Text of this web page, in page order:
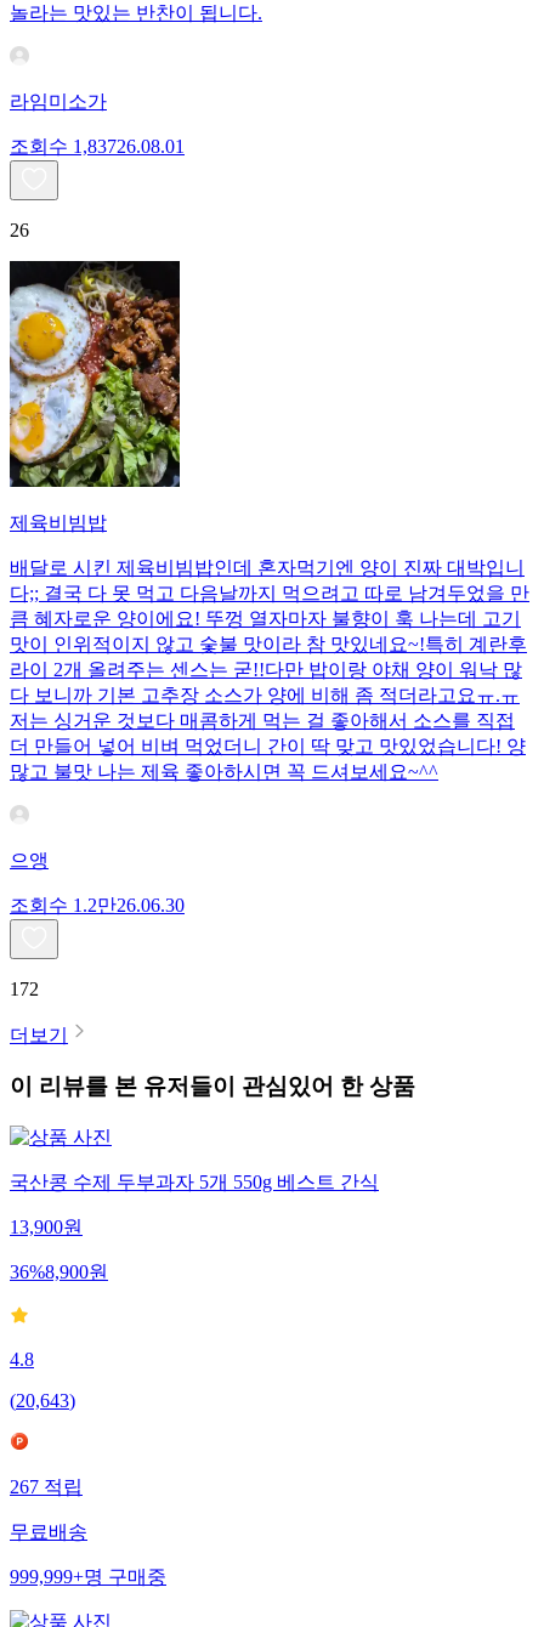
놀라는 맛있는 반찬이 됩니다.
라임미소가
조회수 1,83726.08.01
26
제육비빔밥
배달로 시킨 제육비빔밥인데 혼자먹기엔 양이 진짜 대박입니
다;; 결국 다 못 먹고 다음날까지 먹으려고 따로 남겨두었을 만
큼 혜자로운 양이에요! 뚜껑 열자마자 불향이 훅 나는데 고기
맛이 인위적이지 않고 숯불 맛이라 참 맛있네요~!특히 계란후
라이 2개 올려주는 센스는 굳!! ​다만 밥이랑 야채 양이 워낙 많
다 보니까 기본 고추장 소스가 양에 비해 좀 적더라고요ㅠ.ㅠ
저는 싱거운 것보다 매콤하게 먹는 걸 좋아해서 소스를 직접
더 만들어 넣어 비벼 먹었더니 간이 딱 맞고 맛있었습니다! 양
많고 불맛 나는 제육 좋아하시면 꼭 드셔보세요~^^
으앵
조회수 1.2만26.06.30
172
더보기
이 리뷰를 본 유저들이 관심있어 한 상품
국산콩 수제 두부과자 5개 550g 베스트 간식
13,900원
36%8,900원
4.8
(20,643)
267 적립
무료배송
999,999+명 구매중